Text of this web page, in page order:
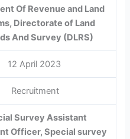
Of Revenue and Land
Directorate of Land
And Survey (DLRS)
12 April 2023
Recruitment
Survey Assistant
Officer, Special survey